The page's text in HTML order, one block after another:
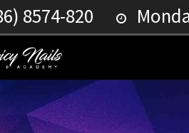
8574-820